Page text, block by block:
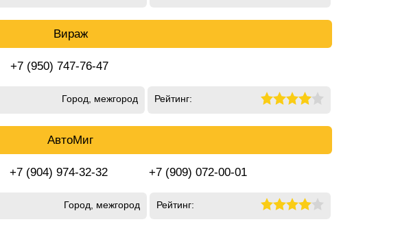
Вираж
+7 (950) 747-76-47
Город, межгород Рейтинг:
АвтоМиг
+7 (904) 974-32-32 +7 (909) 072-00-01
Город, межгород Рейтинг: